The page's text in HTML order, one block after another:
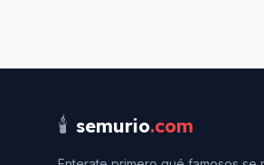
🕯️ semurio.com